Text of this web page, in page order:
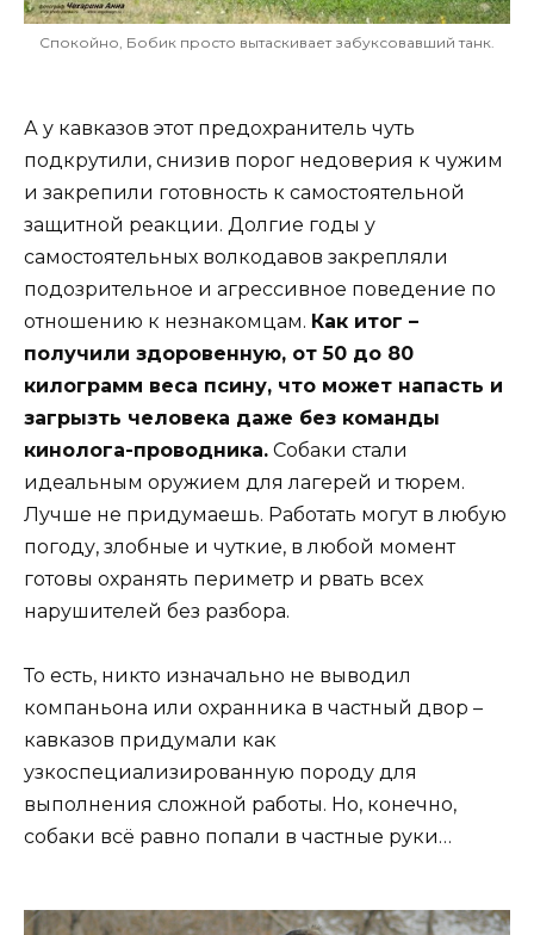
Спокойно, Бобик просто вытаскивает забуксовавший танк.
А у кавказов этот предохранитель чуть
подкрутили, снизив порог недоверия к чужим
и закрепили готовность к самостоятельной
защитной реакции. Долгие годы у
самостоятельных волкодавов закрепляли
подозрительное и агрессивное поведение по
отношению к незнакомцам. Как итог –
получили здоровенную, от 50 до 80
килограмм веса псину, что может напасть и
загрызть человека даже без команды
кинолога-проводника. Собаки стали
идеальным оружием для лагерей и тюрем.
Лучше не придумаешь. Работать могут в любую
погоду, злобные и чуткие, в любой момент
готовы охранять периметр и рвать всех
нарушителей без разбора.
То есть, никто изначально не выводил
компаньона или охранника в частный двор –
кавказов придумали как
узкоспециализированную породу для
выполнения сложной работы. Но, конечно,
собаки всё равно попали в частные руки…